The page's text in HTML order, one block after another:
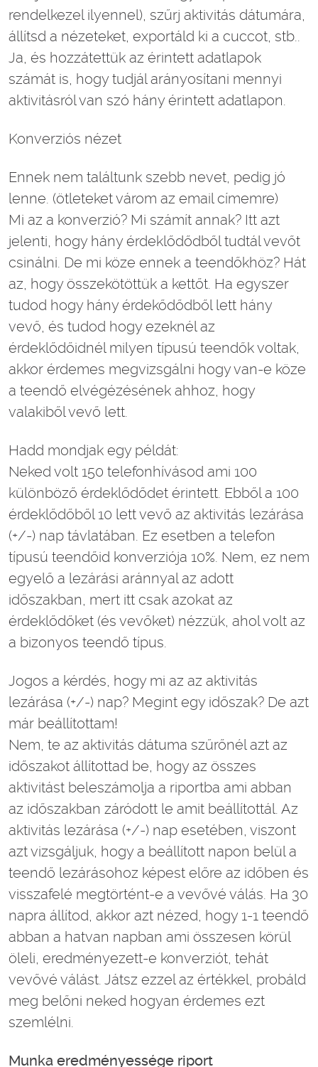
rendelkezel ilyennel), szűrj aktivitás dátumára,
állítsd a nézeteket, exportáld ki a cuccot, stb..
Ja, és hozzátettük az érintett adatlapok
számát is, hogy tudjál arányosítani mennyi
aktivitásról van szó hány érintett adatlapon.
Konverziós nézet
Ennek nem találtunk szebb nevet, pedig jó
lenne. (ötleteket várom az email címemre)
Mi az a konverzió? Mi számít annak? Itt azt
jelenti, hogy hány érdeklődődből tudtál vevőt
csinálni. De mi köze ennek a teendőkhöz? Hát
az, hogy összekötöttük a kettőt. Ha egyszer
tudod hogy hány érdekődődből lett hány
vevő, és tudod hogy ezeknél az
érdeklődőidnél milyen típusú teendők voltak,
akkor érdemes megvizsgálni hogy van-e köze
a teendő elvégézésének ahhoz, hogy
valakiből vevő lett.
Hadd mondjak egy példát:
Neked volt 150 telefonhívásod ami 100
különböző érdeklődődet érintett. Ebből a 100
érdeklődőből 10 lett vevő az aktivitás lezárása
(+/-) nap távlatában. Ez esetben a telefon
típusú teendőid konverziója 10%. Nem, ez nem
egyelő a lezárási aránnyal az adott
időszakban, mert itt csak azokat az
érdeklődőket (és vevőket) nézzük, ahol volt az
a bizonyos teendő típus.
Jogos a kérdés, hogy mi az az aktivitás
lezárása (+/-) nap? Megint egy időszak? De azt
már beállítottam!
Nem, te az aktivitás dátuma szűrőnél azt az
időszakot állítottad be, hogy az összes
aktivitást beleszámolja a riportba ami abban
az időszakban záródott le amit beállítottál. Az
aktivitás lezárása (+/-) nap esetében, viszont
azt vizsgáljuk, hogy a beállított napon belül a
teendő lezárásohoz képest előre az időben és
visszafelé megtörtént-e a vevővé válás. Ha 30
napra állítod, akkor azt nézed, hogy 1-1 teendő
abban a hatvan napban ami összesen körül
öleli, eredményezett-e konverziót, tehát
vevővé válást. Játsz ezzel az értékkel, probáld
meg belőni neked hogyan érdemes ezt
szemlélni.
Munka eredményessége riport